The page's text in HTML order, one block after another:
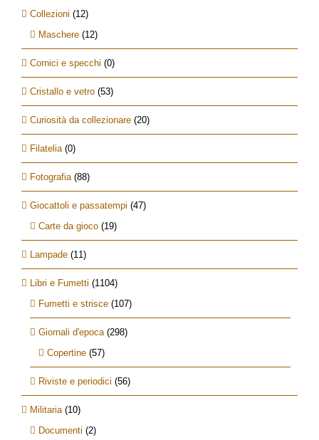
Collezioni (12)
Maschere (12)
Cornici e specchi (0)
Cristallo e vetro (53)
Curiosità da collezionare (20)
Filatelia (0)
Fotografia (88)
Giocattoli e passatempi (47)
Carte da gioco (19)
Lampade (11)
Libri e Fumetti (1104)
Fumetti e strisce (107)
Giornali d'epoca (298)
Copertine (57)
Riviste e periodici (56)
Militaria (10)
Documenti (2)